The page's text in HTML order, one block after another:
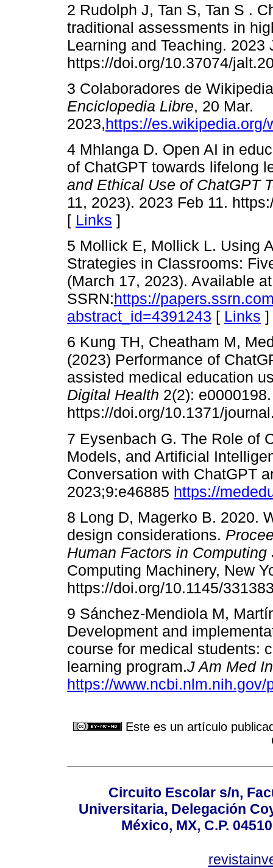
2 Rudolph J, Tan S, Tan S .
traditional assessments in
Learning and Teaching. 2023
https://doi.org/10.37074/
3 Colaboradores de
Enciclopedia Libre, 20 Mar.
2023,https://
4 Mhlanga D. Open AI in
of ChatGPT towards lifelong
and Ethical Use of ChatGPT
11, 2023). 2023 Feb 11.
[ Links ]
5 Mollick E, Mollick L. Using
Strategies in Classrooms:
(March 17, 2023). Available at
SSRN:https://
abstract_id=4391243 [ Links ]
6 Kung TH, Cheatham M,
(2023) Performance of
assisted medical education
Digital Health 2(2): e0000198.
https://doi.org/10.1371/
7 Eysenbach G. The Role of
Models, and Artificial
Conversation with ChatGPT
2023;9:e46885 https://
8 Long D, Magerko B. 2020.
design considerations.
Human Factors in
Computing Machinery, New
https://doi.org/10.1145/
9 Sánchez-Mendiola M,
Development and
course for medical students:
learning program.J Am Med
https://
Este es un artículo
Circuito Escolar s/n,
Universitaria, Delegación
México, MX, C.P.